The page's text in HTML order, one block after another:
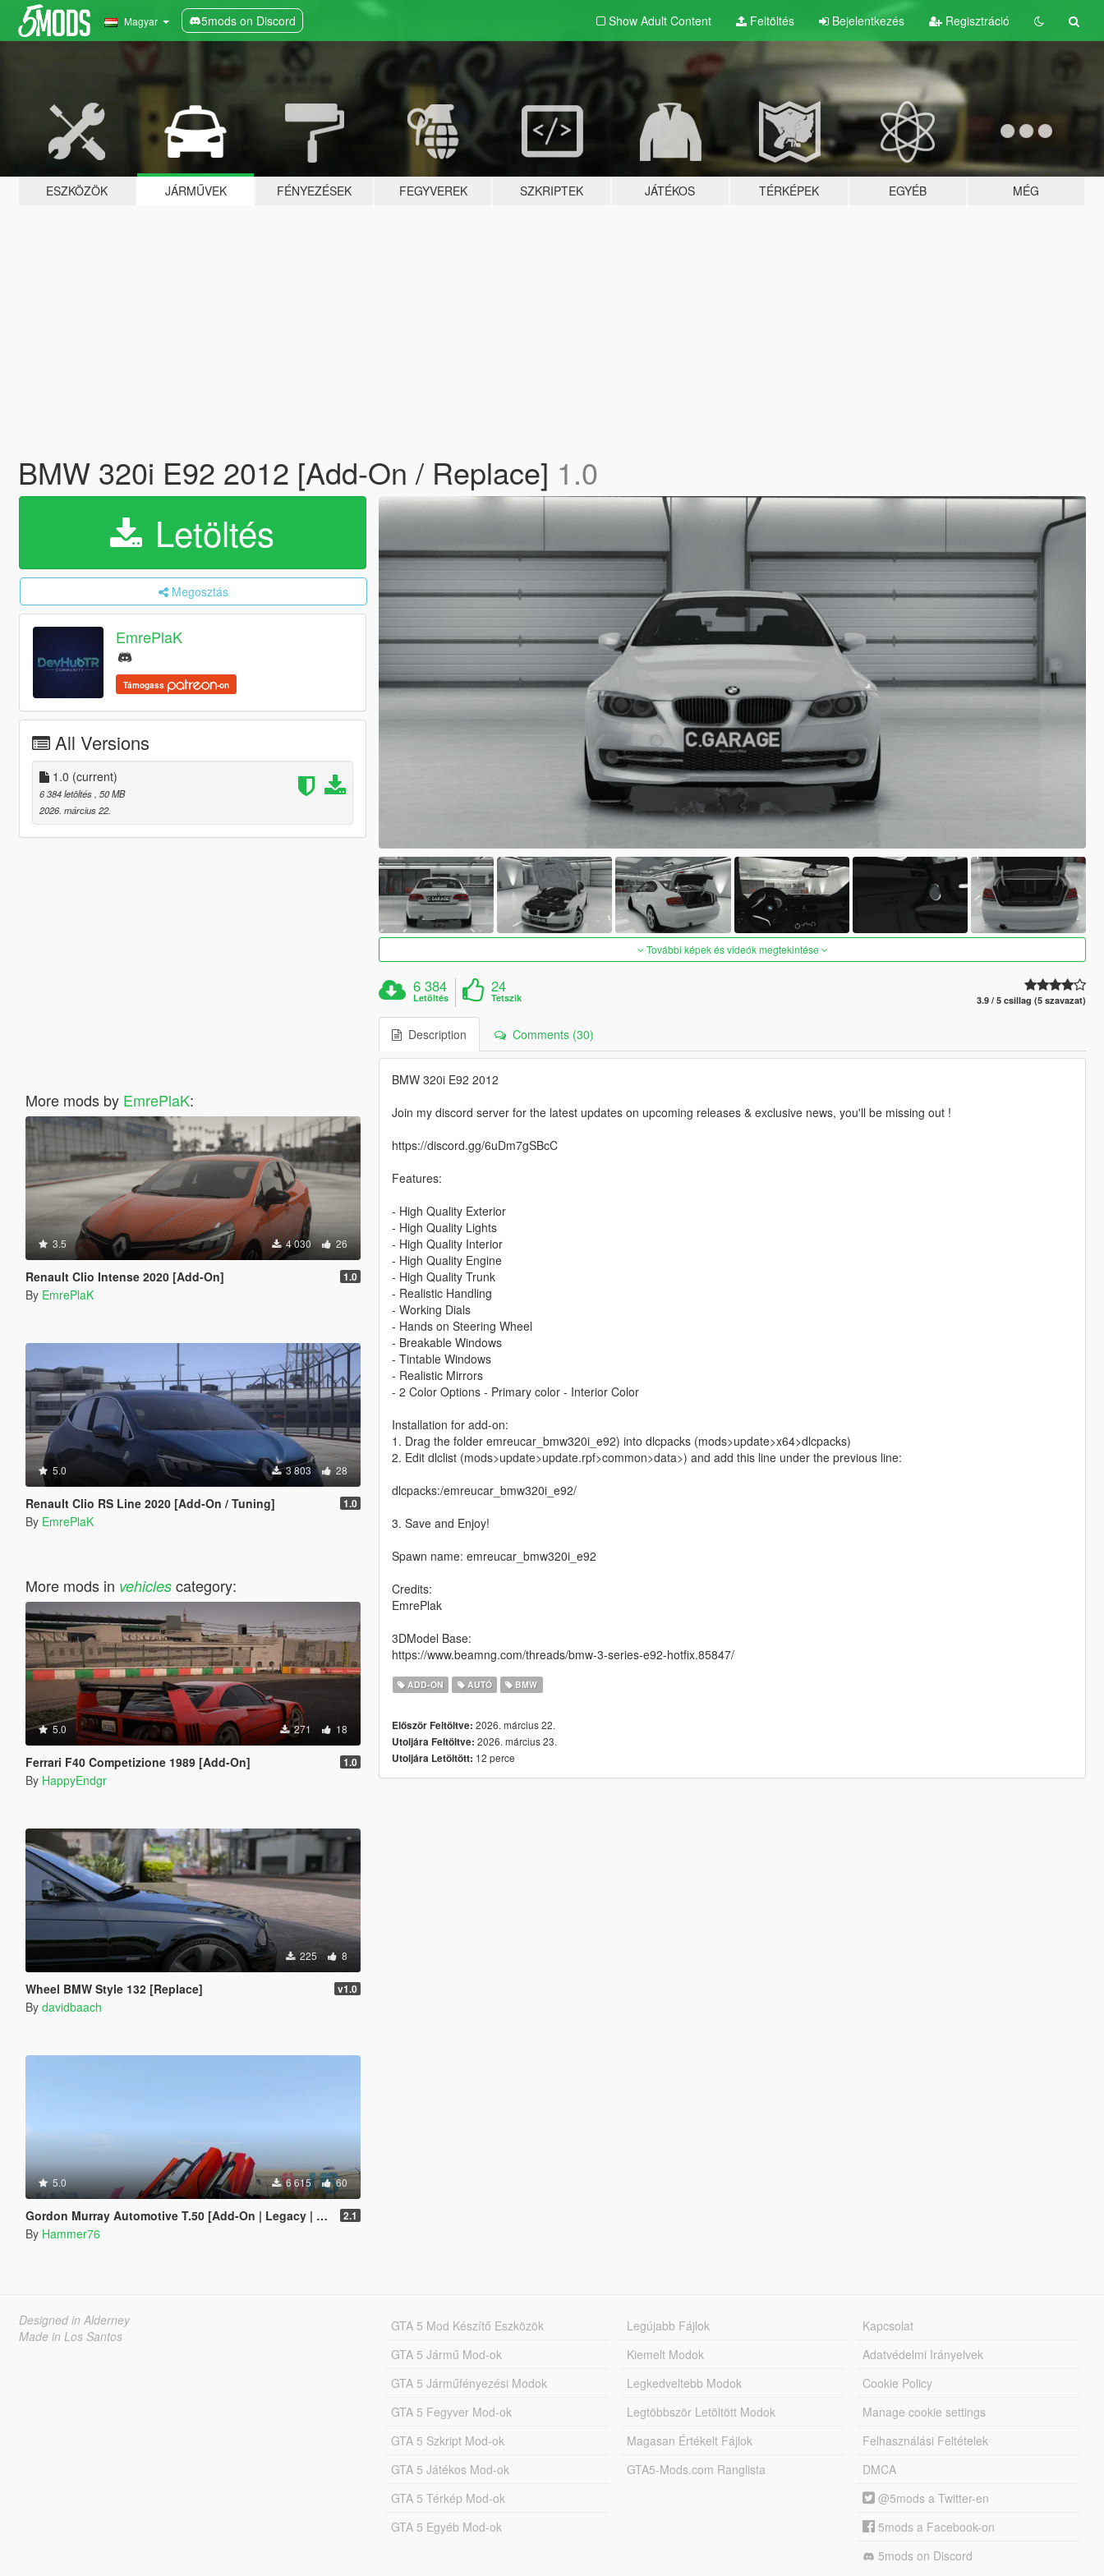
Magyar 5mods on Discord Show Adult Content Feltöltés Bejelentkezés Regisztráció
ESZKÖZÖK JÁRMŰVEK FÉNYEZÉSEK FEGYVEREK SZKRIPTEK JÁTÉKOS TÉRKÉPEK EGYÉB MÉG
BMW 320i E92 2012 [Add-On / Replace] 1.0
Letöltés
Megosztás
EmrePlaK
Támogass -on
All Versions
1.0 (current)
6 384 letöltés , 50 MB
2026. március 22.
More mods by EmrePlaK:
3.5 4 030 26
Renault Clio Intense 2020 [Add-On] 1.0
By EmrePlaK
5.0 3 803 28
Renault Clio RS Line 2020 [Add-On / Tuning] 1.0
By EmrePlaK
More mods in vehiclescategory:
5.0 271 18
Ferrari F40 Competizione 1989 [Add-On] 1.0
By HappyEndgr
225 8
Wheel BMW Style 132 [Replace] v1.0
By davidbaach
5.0 6 615 60
Gordon Murray Automotive T.50 [Add-On | Legacy | Enhanced] 2.1
By Hammer76
További képek és videók megtekintése
6 384
Letöltés
24
Tetszik 3.9 / 5 csillag (5 szavazat)
Description Comments (30)
BMW 320i E92 2012
Join my discord server for the latest updates on upcoming releases & exclusive news, you'll be missing out !
https://discord.gg/6uDm7gSBcC
Features:
- High Quality Exterior
- High Quality Lights
- High Quality Interior
- High Quality Engine
- High Quality Trunk
- Realistic Handling
- Working Dials
- Hands on Steering Wheel
- Breakable Windows
- Tintable Windows
- Realistic Mirrors
- 2 Color Options - Primary color - Interior Color
Installation for add-on:
1. Drag the folder emreucar_bmw320i_e92) into dlcpacks (mods>update>x64>dlcpacks)
2. Edit dlclist (mods>update>update.rpf>common>data>) and add this line under the previous line:
dlcpacks:/emreucar_bmw320i_e92/
3. Save and Enjoy!
Spawn name: emreucar_bmw320i_e92
Credits:
EmrePlak
3DModel Base:
https://www.beamng.com/threads/bmw-3-series-e92-hotfix.85847/
ADD-ON AUTÓ BMW
Először Feltöltve: 2026. március 22.
Utoljára Feltöltve: 2026. március 23.
Utoljára Letöltött: 12 perce
Designed in Alderney
Made in Los Santos
GTA 5 Mod Készítő Eszközök
GTA 5 Jármű Mod-ok
GTA 5 Járműfényezési Modok
GTA 5 Fegyver Mod-ok
GTA 5 Szkript Mod-ok
GTA 5 Játékos Mod-ok
GTA 5 Térkép Mod-ok
GTA 5 Egyéb Mod-ok
Legújabb Fájlok
Kiemelt Modok
Legkedveltebb Modok
Legtöbbször Letöltött Modok
Magasan Értékelt Fájlok
GTA5-Mods.com Ranglista
Kapcsolat
Adatvédelmi Irányelvek
Cookie Policy
Manage cookie settings
Felhasználási Feltételek
DMCA
@5mods a Twitter-en
5mods a Facebook-on
5mods on Discord